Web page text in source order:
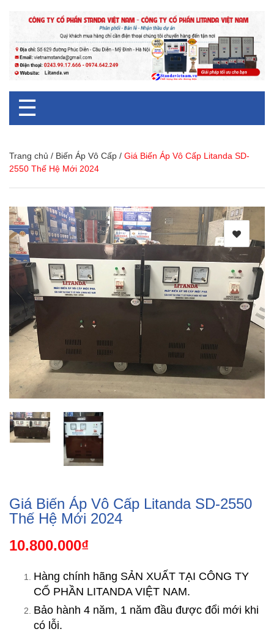
☰
Trang chủ / Biến Áp Vô Cấp / Giá Biến Áp Vô Cấp Litanda SD-
2550 Thế Hệ Mới 2024
Giá Biến Áp Vô Cấp Litanda SD-2550
Thế Hệ Mới 2024
10.800.000₫
Hàng chính hãng SẢN XUẤT TẠI CÔNG TY
CỔ PHẦN LITANDA VIỆT NAM.
Bảo hành 4 năm, 1 năm đầu được đổi mới khi
có lỗi.